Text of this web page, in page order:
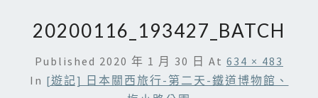
20200116_193427_BATCH
Published 2020 年 1 月 30 日 At 634 × 483
In [遊記] 日本關西旅行-第二天-鐵道博物館、